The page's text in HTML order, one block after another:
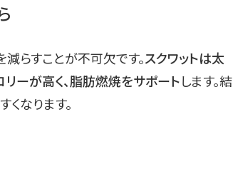
らすことが不可欠です。スクワットは太
ーが高く、脂肪燃焼をサポートします。結
なります。